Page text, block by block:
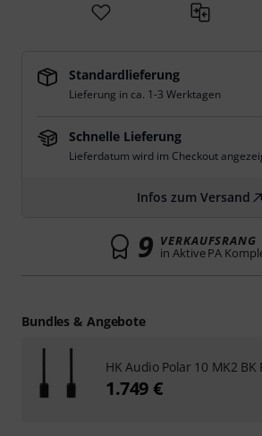
Standardlieferung
Lieferung in ca. 1-3 Werktagen
Schnelle Lieferung
Lieferdatum wird im Checkout
Infos zum Versand
9 VERKAUFSRANG
in Aktive PA
Bundles & Angebote
HK Audio Polar 10 MK2
1.749 €